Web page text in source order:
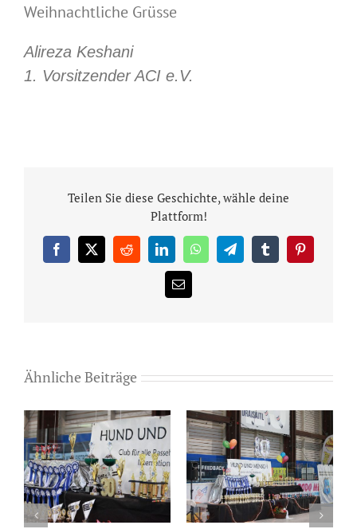
Weihnachtliche Grüsse
Alireza Keshani
1. Vorsitzender ACI e.V.
Teilen Sie diese Geschichte, wähle deine
Plattform!
Facebook
X RedditLinkedInWhatsAppTelegramTumblrPinterest
E-
Mail
Ähnliche Beiträge